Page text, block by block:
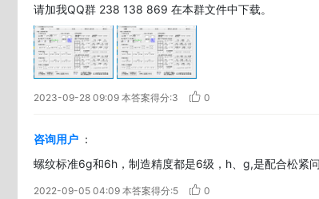
请加我QQ群 238 138 869 在本群文件中下载。
2023-09-28 09:09 本答案得分:3 0
咨询用户 ：
螺纹标准6g和6h，制造精度都是6级，h、g,是配合松紧
2022-09-05 04:09 本答案得分:5 0